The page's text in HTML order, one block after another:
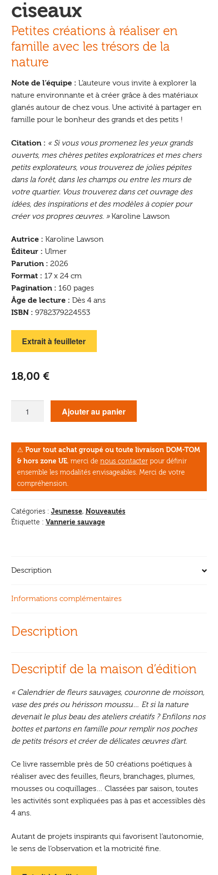
ciseaux
Petites créations à réaliser en
famille avec les trésors de la
nature
Note de l’équipe : L’auteure vous invite à explorer la
nature environnante et à créer grâce à des matériaux
glanés autour de chez vous. Une activité à partager en
famille pour le bonheur des grands et des petits !
Citation : « Si vous vous promenez les yeux grands
ouverts, mes chères petites exploratrices et mes chers
petits explorateurs, vous trouverez de jolies pépites
dans la forêt, dans les champs ou entre les murs de
votre quartier. Vous trouverez dans cet ouvrage des
idées, des inspirations et des modèles à copier pour
créer vos propres œuvres. »Karoline Lawson
Autrice : Karoline Lawson
Éditeur : Ulmer
Parution : 2026
Format : 17 x 24 cm
Pagination : 160 pages
Âge de lecture : Dès 4 ans
ISBN : 9782379224553
Extrait à feuilleter
18,00 €
feuille,
ciseaux
Ajouter au panier
⚠ Pour tout achat groupé ou toute livraison DOM-TOM
& hors zone UE, merci de nous contacterpour définir
ensemble les modalités envisageables. Merci de votre
compréhension.
Catégories : Jeunesse, Nouveautés
Étiquette : Vannerie sauvage
Description
Informations complémentaires
Description
Descriptif de la maison d’édition
« Calendrier de fleurs sauvages, couronne de moisson,
vase des prés ou hérisson moussu… Et si la nature
devenait le plus beau des ateliers créatifs ? Enfilons nos
bottes et partons en famille pour remplir nos poches
de petits trésors et créer de délicates œuvres d’art.
Ce livre rassemble près de 50 créations poétiques à
réaliser avec des feuilles, fleurs, branchages, plumes,
mousses ou coquillages… Classées par saison, toutes
les activités sont expliquées pas à pas et accessibles dès
4 ans.
Autant de projets inspirants qui favorisent l’autonomie,
le sens de l’observation et la motricité fine.